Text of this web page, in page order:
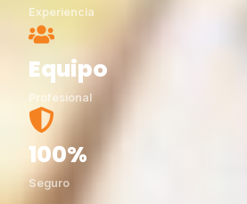
Experiencia
Equipo
Profesional
100%
Seguro